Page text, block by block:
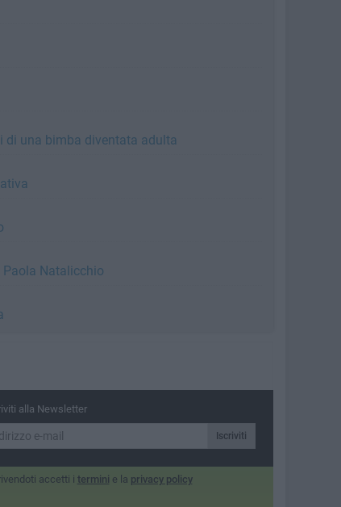
di una bimba diventata adulta
Paola Natalicchio
alla Newsletter
Iscriviti
accetti i termini e la privacy policy